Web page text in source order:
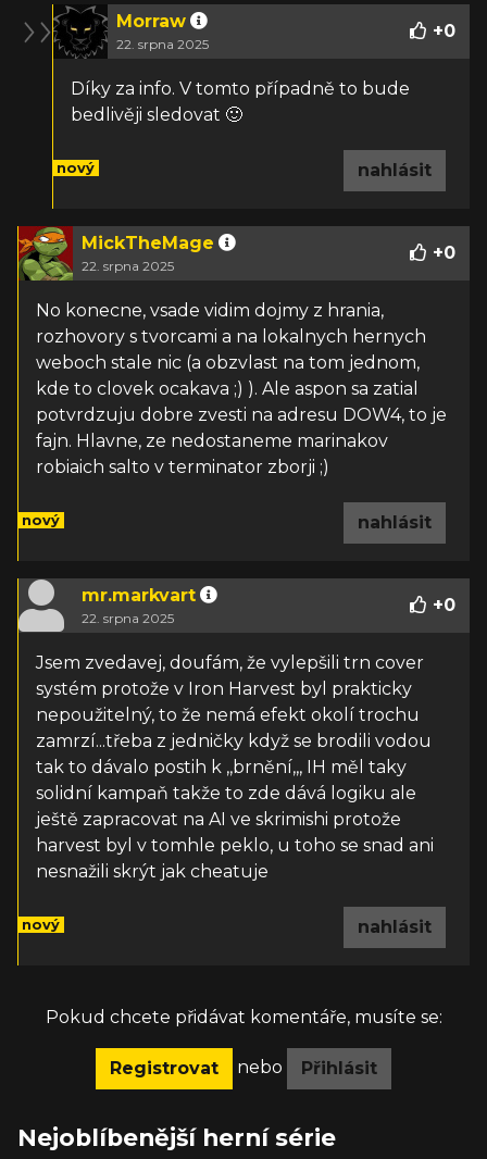
Morraw
22. srpna 2025
+0
Díky za info. V tomto případně to bude
bedlivěji sledovat 🙂
nový nahlásit
MickTheMage
22. srpna 2025
+0
No konecne, vsade vidim dojmy z hrania,
rozhovory s tvorcami a na lokalnych hernych
weboch stale nic (a obzvlast na tom jednom,
kde to clovek ocakava ;) ). Ale aspon sa zatial
potvrdzuju dobre zvesti na adresu DOW4, to je
fajn. Hlavne, ze nedostaneme marinakov
robiaich salto v terminator zborji ;)
nový nahlásit
mr.markvart
22. srpna 2025
+0
Jsem zvedavej, doufám, že vylepšili trn cover
systém protože v Iron Harvest byl prakticky
nepoužitelný, to že nemá efekt okolí trochu
zamrzí...třeba z jedničky když se brodili vodou
tak to dávalo postih k ,,brnění,,, IH měl taky
solidní kampaň takže to zde dává logiku ale
ještě zapracovat na AI ve skrimishi protože
harvest byl v tomhle peklo, u toho se snad ani
nesnažili skrýt jak cheatuje
nový nahlásit
Pokud chcete přidávat komentáře, musíte se:
Registrovat nebo Přihlásit
Nejoblíbenější herní série